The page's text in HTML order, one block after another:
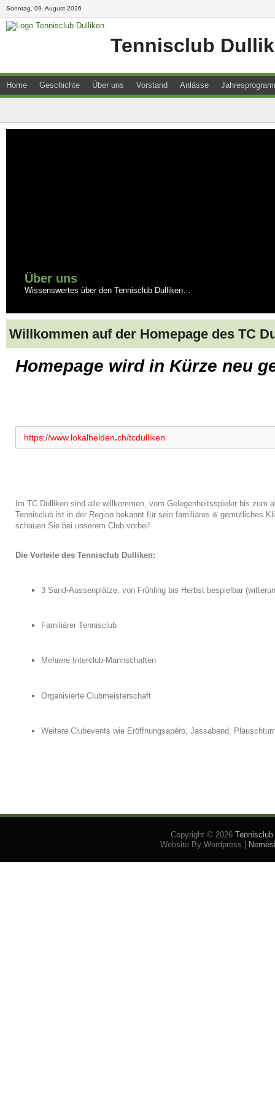
Sonntag, 09. August 2026
Tennisclub
Home Geschichte Über uns Vorstand Anlässe
Über uns
Wissenswertes über den Tennisclub Dulliken…
Willkommen auf der Homepage des TC
Homepage wird in Kürze neu
https://www.lokalhelden.ch/tcdulliken
Im TC Dulliken sind alle willkommen, vom Gelegenheitsspieler bis zum
Tennisclub ist in der Region bekannt für sein familiäres & gemütliches
schauen Sie bei unserem Club vorbei!
Die Vorteile des Tennisclub Dulliken:
3 Sand-Aussenplätze, von Frühling bis Herbst bespielbar
Familiärer Tennisclub
Mehrere Interclub-Mannschaften
Organisierte Clubmeisterschaft
Weitere Clubevents wie Eröffnungsapéro, Jassabend,
Copyright © 2026
Website By Wordpress |